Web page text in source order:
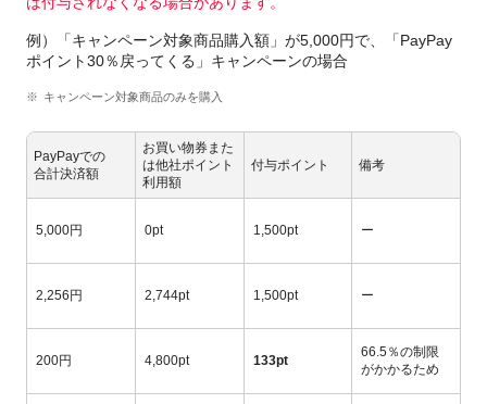
例）「キャンペーン対象商品購入額」が5,000円で、「PayPay
ポイント30％戻ってくる」キャンペーンの場合
キャンペーン対象商品のみを購入
PayPayでの
合計決済額
お買い物券また
は他社ポイント
利用額
付与ポイント 備考
5,000円 0pt 1,500pt ー
2,256円 2,744pt 1,500pt ー
200円 4,800pt 133pt
66.5％の制限
がかかるため